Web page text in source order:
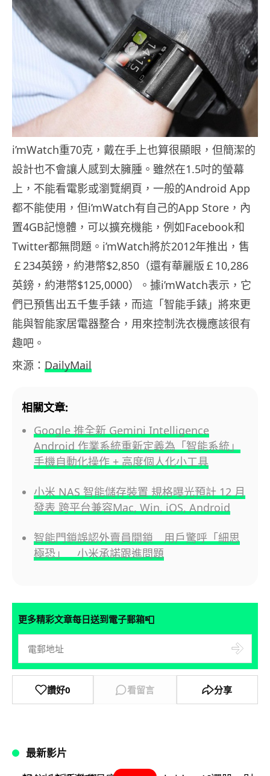
i’mWatch重70克，戴在手上也算很顯眼，但簡潔的
設計也不會讓人感到太臃腫。雖然在1.5吋的螢幕
上，不能看電影或瀏覽網頁，一般的Android App
都不能使用，但i’mWatch有自己的App Store，內
置4GB記憶體，可以擴充機能，例如Facebook和
Twitter都無問題。i’mWatch將於2012年推出，售
￡234英鎊，約港幣$2,850（還有華麗版￡10,286
英鎊，約港幣$125,0000）。據i’mWatch表示，它
們已預售出五千隻手錶，而這「智能手錶」將來更
能與智能家居電器整合，用來控制洗衣機應該很有
趣吧。
來源： DailyMail
相關文章:
Google 推全新 Gemini Intelligence
Android 作業系統重新定義為「智能系統」
手機自動化操作 + 高度個人化小工具
小米 NAS 智能儲存裝置 規格曝光預計 12 月
發表 跨平台兼容Mac, Win, iOS, Android
智能門鎖誤認外賣員開鎖 用戶驚呼「細思
極恐」 小米承諾跟進問題
更多精彩文章每日送到電子郵箱📮
讚好0 看留言 分享
最新影片